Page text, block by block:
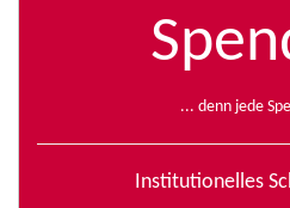
... denn jede
Institutionelles